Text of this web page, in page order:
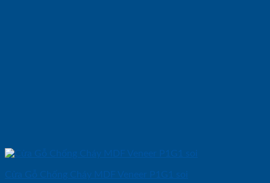
Cửa Gỗ Chống Cháy MDF Veneer P1G1 soi